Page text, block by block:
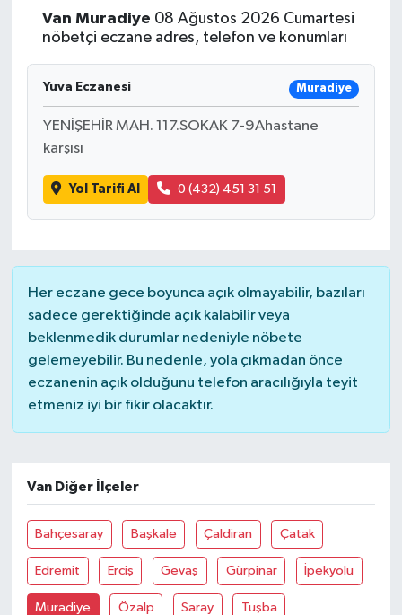
Van Muradiye 08 Ağustos 2026 Cumartesi
nöbetçi eczane adres, telefon ve konumları
Yuva Eczanesi Muradiye
YENİŞEHİR MAH. 117.SOKAK 7-9Ahastane
karşısı
Yol Tarifi Al 0 (432) 451 31 51
Her eczane gece boyunca açık olmayabilir, bazıları
sadece gerektiğinde açık kalabilir veya
beklenmedik durumlar nedeniyle nöbete
gelemeyebilir. Bu nedenle, yola çıkmadan önce
eczanenin açık olduğunu telefon aracılığıyla teyit
etmeniz iyi bir fikir olacaktır.
Van Diğer İlçeler
Bahçesaray Başkale Çaldiran Çatak
Edremit Erciş Gevaş Gürpinar İpekyolu
Muradiye Özalp Saray Tuşba
Yaşam